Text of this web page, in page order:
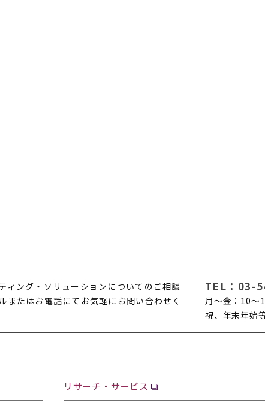
ィング・ソリューションについてのご相談
またはお電話にてお気軽にお問い合わせく
TEL： 03-
月〜金：10〜
祝、年末年始等
リサーチ・サービス